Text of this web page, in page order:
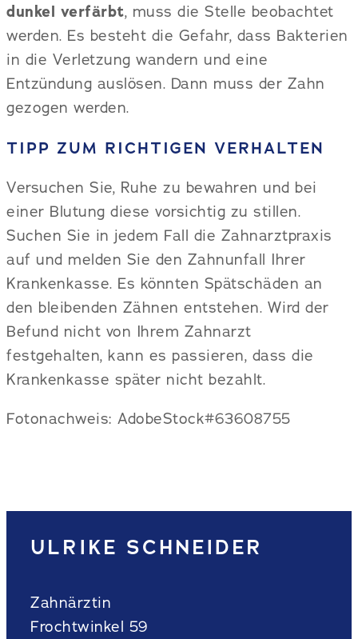
dunkel verfärbt, muss die Stelle beobachtet
werden. Es besteht die Gefahr, dass Bakterien
in die Verletzung wandern und eine
Entzündung auslösen. Dann muss der Zahn
gezogen werden.
TIPP ZUM RICHTIGEN VERHALTEN
Versuchen Sie, Ruhe zu bewahren und bei
einer Blutung diese vorsichtig zu stillen.
Suchen Sie in jedem Fall die Zahnarztpraxis
auf und melden Sie den Zahnunfall Ihrer
Krankenkasse. Es könnten Spätschäden an
den bleibenden Zähnen entstehen. Wird der
Befund nicht von Ihrem Zahnarzt
festgehalten, kann es passieren, dass die
Krankenkasse später nicht bezahlt.
Fotonachweis: AdobeStock#63608755
ULRIKE SCHNEIDER
Zahnärztin
Frochtwinkel 59